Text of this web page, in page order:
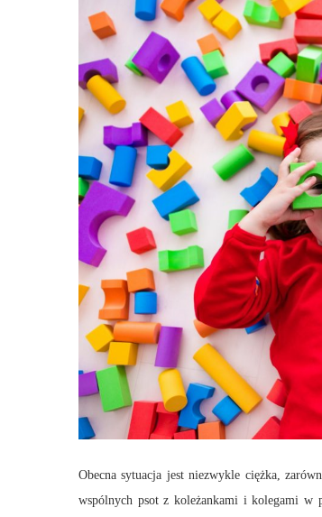
Obecna sytuacja jest niezwykle ciężka,
wspólnych psot z koleżankami i kolegami w